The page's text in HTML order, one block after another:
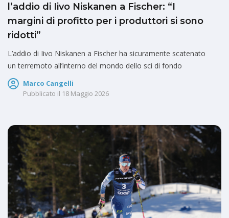
l’addio di Iivo Niskanen a Fischer: “I
margini di profitto per i produttori si sono
ridotti”
L’addio di Iivo Niskanen a Fischer ha sicuramente scatenato
un terremoto all’interno del mondo dello sci di fondo
Marco Cangelli
Pubblicato il 18 Maggio 2026